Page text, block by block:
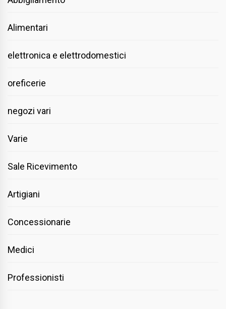
Alimentari
elettronica e elettrodomestici
oreficerie
negozi vari
Varie
Sale Ricevimento
Artigiani
Concessionarie
Medici
Professionisti